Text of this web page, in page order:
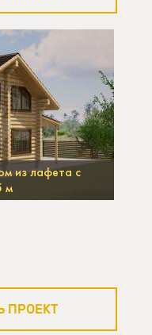
из лафета с
м
ПРОЕКТ